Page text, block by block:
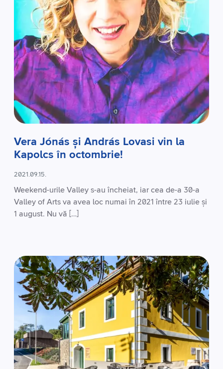
Vera Jónás și András Lovasi vin la
Kapolcs în octombrie!
2021.09.15.
Weekend-urile Valley s-au încheiat, iar cea de-a 30-a
Valley of Arts va avea loc numai în 2021 între 23 iulie și
1 august. Nu vă […]